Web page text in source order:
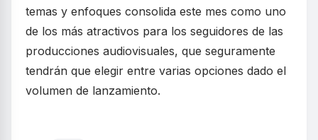
temas y enfoques consolida este mes como uno
de los más atractivos para los seguidores de las
producciones audiovisuales, que seguramente
tendrán que elegir entre varias opciones dado el
volumen de lanzamiento.